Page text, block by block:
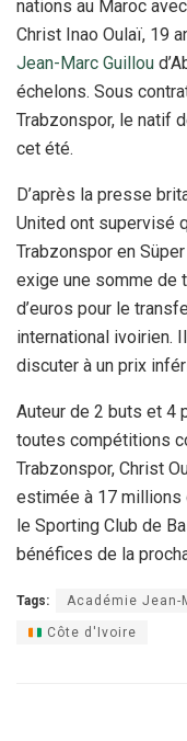
nations au Maroc
Christ Inao Oulaï, 19
Jean-Marc Guillou
échelons. Sous
Trabzonspor, le natif
cet été.
D’après la presse
United ont supervisé
Trabzonspor en
exige une somme de
d’euros pour le
international ivoirien.
discuter à un prix
Auteur de 2 buts et 4
toutes compétitions
Trabzonspor, Christ
estimée à 17 millions
le Sporting Club de
bénéfices de la
Tags: Académie Jean-
Côte d'Ivoire